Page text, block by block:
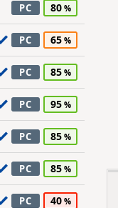
PC 80
PC 65
PC 85
PC 95
PC 85
PC 85
PC 40